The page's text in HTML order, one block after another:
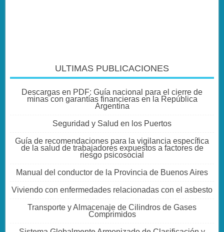
ULTIMAS PUBLICACIONES
Descargas en PDF: Guía nacional para el cierre de
minas con garantías financieras en la República
Argentina
Seguridad y Salud en los Puertos
Guía de recomendaciones para la vigilancia específica
de la salud de trabajadores expuestos a factores de
riesgo psicosocial
Manual del conductor de la Provincia de Buenos Aires
Viviendo con enfermedades relacionadas con el asbesto
Transporte y Almacenaje de Cilindros de Gases
Comprimidos